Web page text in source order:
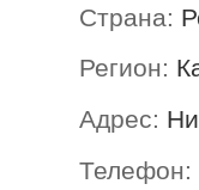
Страна:
Регион:
Адрес:
Телефон: